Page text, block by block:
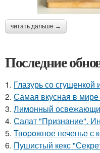
читать дальше →
Последние
1. Глазурь со
2. Самая вкусная в
3. Лимонный
4. Салат "Признание".
5. Твopoжное печенье с
6. Пушистый кекс